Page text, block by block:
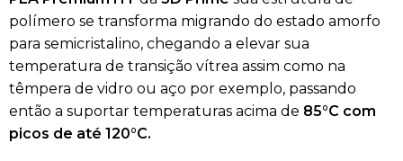
polímero se transforma migrando do estado amorfo
para semicristalino, chegando a elevar sua
temperatura de transição vítrea assim como na
têmpera de vidro ou aço por exemplo, passando
então a suportar temperaturas acima de 85°C com
picos de até 120°C.